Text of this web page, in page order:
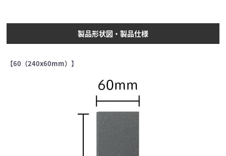
製品形状図・製品仕様
【60（240x60mm）】